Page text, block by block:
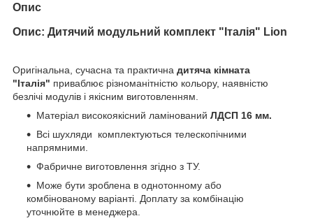
Опис
Опис: Дитячий модульний комплект "Італія" Lion
Оригінальна, сучасна та практична дитяча кімната
"Італія" приваблює різноманітністю кольору, наявністю
безлічі модулів і якісним виготовленням.
Матеріал високоякісний ламінований ЛДСП 16 мм.
Всі шухляди комплектуються телескопічними
напрямними.
Фабричне виготовлення згідно з ТУ.
Може бути зроблена в однотонному або
комбінованому варіанті. Доплату за комбінацію
уточнюйте в менеджера.